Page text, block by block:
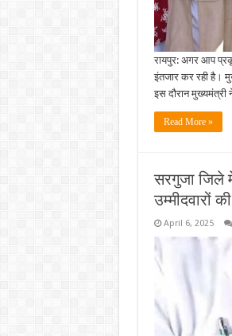
रायपुर: अगर आप
इंतजार कर रही है।
इस दौरान मुख्यमंत्री
Read More »
सरगुजा जिले
उम्मीदवारों
April 6, 2025